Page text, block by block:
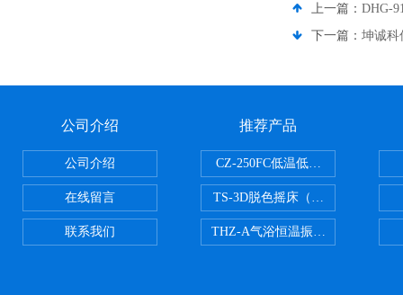
上一篇： DHG-
下一篇： 坤诚科
公司介绍
公司介绍
在线留言
联系我们
推荐产品
CZ-250FC低温低湿种子储藏柜
TS-3D脱色摇床（三维运动）
THZ-A气浴恒温振荡器